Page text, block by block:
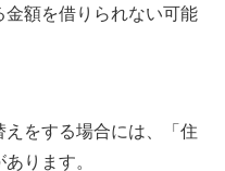
額を借りられない可能
をする場合には、「住
ります。